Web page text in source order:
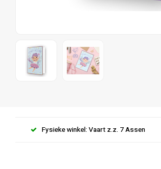
Fysieke winkel: Vaart z.z. 7 Assen